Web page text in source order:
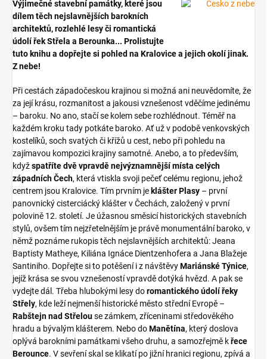
Výjimečné stavební památky, které jsou
dílem těch nejslavnějších barokních
architektů, rozlehlé lesy či romantická
údolí řek Střela a Berounka... Prolistujte
tuto knihu a dopřejte si pohled na Kralovice a jejich okolí jinak.
Z nebe!
Při cestách západočeskou krajinou si možná ani neuvědomíte, že
za její krásu, rozmanitost a jakousi vznešenost vděčíme jedinému
– baroku. No ano, stačí se kolem sebe rozhlédnout. Téměř na
každém kroku tady potkáte baroko. Ať už v podobě venkovských
kostelíků, soch svatých či křížů u cest, nebo při pohledu na
zajímavou kompozici krajiny samotné. Anebo, a to především,
kdyžspatříte dvě vpravdě nejvýznamnější místa celých
západních Čech, která vtiskla svoji pečeť celému regionu, jehož
centrem jsou Kralovice. Tím prvním je klášter Plasy – první
panovnický cisterciácký klášter v Čechách, založený v první
polovině 12. století. Je úžasnou směsicí historických stavebních
stylů, ovšem tím nejzřetelnějším je právě monumentální baroko, v
němž poznáme rukopis těch nejslavnějších architektů: Jeana
Baptisty Matheye, Kiliána Ignáce Dientzenhofera a Jana Blažeje
Santiniho. Dopřejte si to potěšení i z návštěvyMariánské Týnice,
jejíž krása se svou vznešeností vpravdě dotýká hvězd. A pak se
vydejte dál. Třeba hlubokými lesy doromantického údolí řeky
Střely, kde leží nejmenší historické město střední Evropě –
Rabštejn nad Střelouse zámkem, zříceninami středověkého
hradu a bývalým klášterem. Nebo doManětína, který doslova
oplývá barokními památkami všeho druhu, a samozřejmě křece
Berounce. V sevření skal se klikatí po jižní hranici regionu, zpívá a